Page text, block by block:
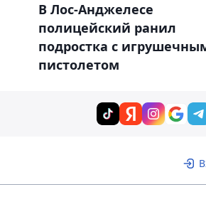
В Лос-Анджелесе
полицейский ранил
подростка с
пистолетом